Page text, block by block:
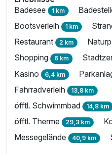
Badesee 1 km
Bootsverleih 1 km
Restaurant 2 km
Shopping 6 km
Kasino 6,4 km
Fahrradverleih 13,8 km
öfftl. Schwimmbad 14,8 km
öfftl. Therme 29,3 km
Messegelände 40,9 km